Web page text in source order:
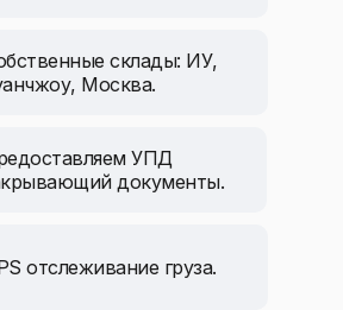
отслеживание груза.
УПД
документы.
склады: ИУ,
Москва.